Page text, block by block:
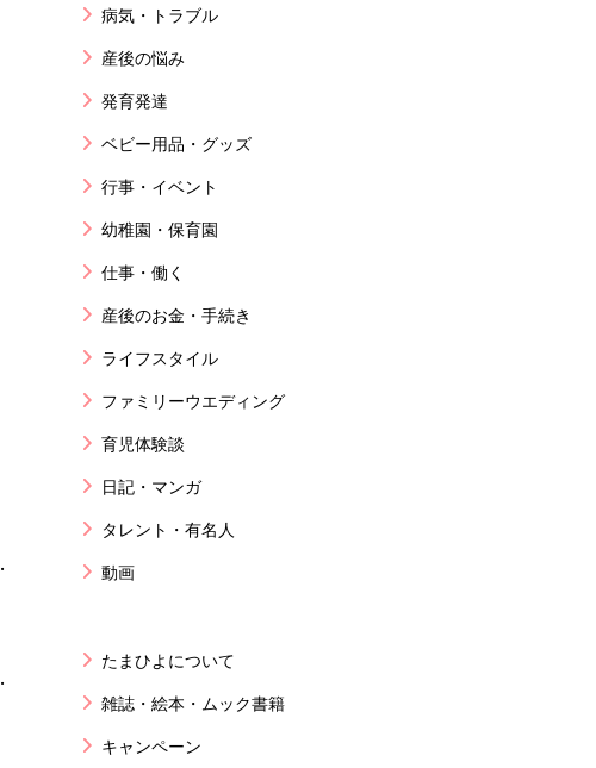
病気・トラブル
産後の悩み
発育発達
ベビー用品・グッズ
行事・イベント
幼稚園・保育園
仕事・働く
産後のお金・手続き
ライフスタイル
ファミリーウエディング
育児体験談
日記・マンガ
タレント・有名人
動画
たまひよについて
雑誌・絵本・ムック書籍
キャンペーン